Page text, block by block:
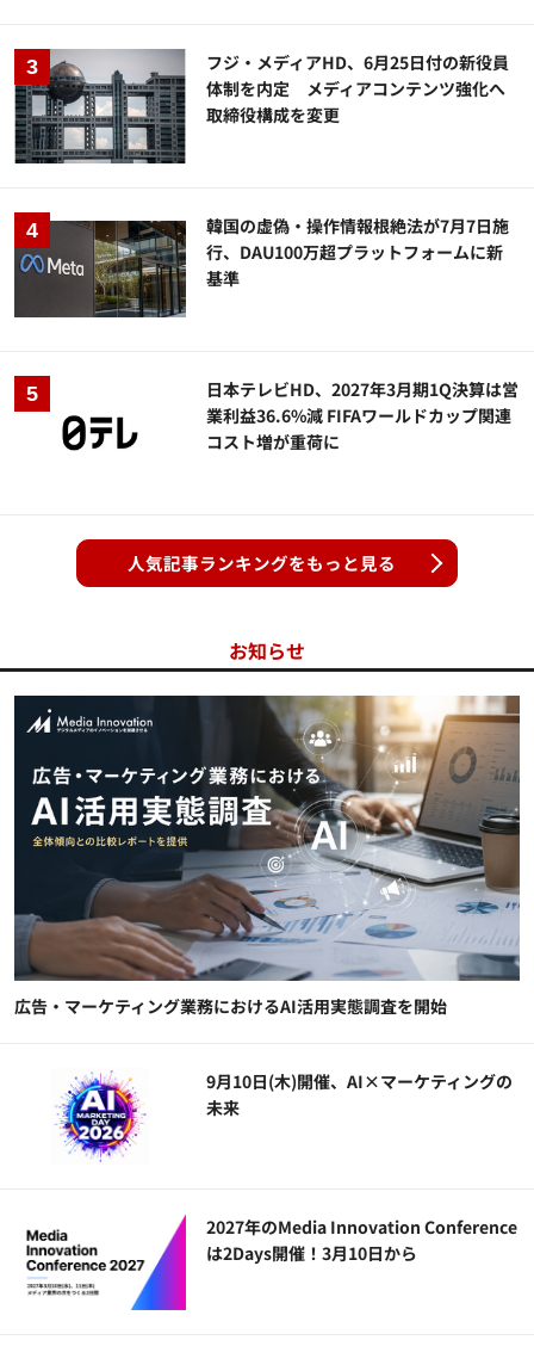
フジ・メディアHD、6月25日付の新役員
体制を内定 メディアコンテンツ強化へ
取締役構成を変更
韓国の虚偽・操作情報根絶法が7月7日施
行、DAU100万超プラットフォームに新
基準
日本テレビHD、2027年3月期1Q決算は営
業利益36.6%減 FIFAワールドカップ関連
コスト増が重荷に
人気記事ランキングをもっと見る
お知らせ
広告・マーケティング業務におけるAI活用実態調査を開始
9月10日(木)開催、AI×マーケティングの
未来
2027年のMedia Innovation Conference
は2Days開催！3月10日から